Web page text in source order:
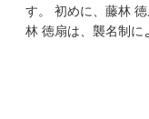
す。 初めに、藤林
林 徳扇は、襲名制